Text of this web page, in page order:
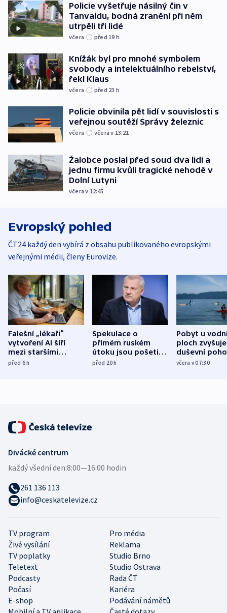
Policie vyšetřuje násilný čin v
Tanvaldu, bodná zranění při něm
utrpěli tři lidé
včera před 19 h
Knížák byl pro mnohé symbolem
svobody a intelektuálního rebelství,
řekl Klaus
včera před 23 h
Policie obvinila pět lidí v souvislosti s
veřejnou soutěží Správy železnic
včera včera v 13:21
Žalobce poslal před soud dva lidi a
jednu firmu kvůli tragické nehodě v
Dolní Lutyni
včera v 12:45
Evropský pohled
ČT24 každý den vybírá z obsahu publikovaného evropskými
veřejnými médii, členy Eurovize.
Falešní „lékaři“
vytvoření AI šíří
mezi staršími
Poláky nebezpečné
před 6h
Spekulace o
přímém ruském
útoku jsou pošetilé,
míní estonský
před 20h
Pobyt u
ploch zvyšuje
duševní
ukázala
včera v 07:30
TV program
Pro média
Živé vysílání
Reklama
TV poplatky
Studio Brno
Teletext
Studio Ostrava
Podcasty
Rada ČT
Počasí
Kariéra
E-shop
Podávání námětů
Divácké centrum
každý všední den:8:00—16:00 hodin
261 136 113
info@ceskatelevize.cz